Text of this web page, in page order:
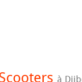
à